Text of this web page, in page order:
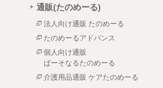
通販(たのめーる)
法人向け通販 たのめーる
たのめーるアドバンス
個人向け通販
ぱーそなるたのめーる
介護用品通販 ケアたのめーる